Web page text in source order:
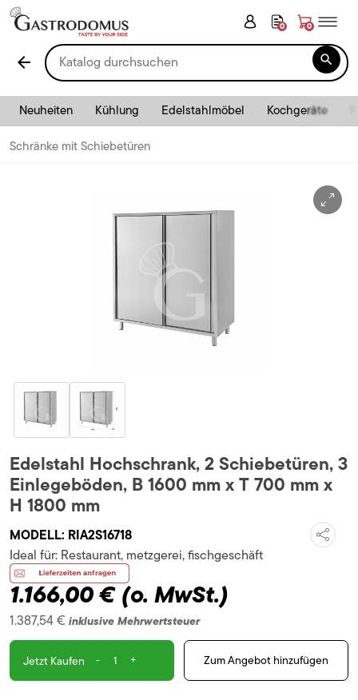
0 0
arrow_back 
Neuheiten Kühlung Edelstahlmöbel Kochgeräte
Schränke mit Schiebetüren
Edelstahl Hochschrank, 2 Schiebetüren, 3
Einlegeböden, B 1600 mm x T 700 mm x
H 1800 mm
MODELL: RIA2S16718
1.166,00 €(o. MwSt.)
1.387,54 € inklusive Mehrwertsteuer
Ideal für: Restaurant, metzgerei, fischgeschäft
Jetzt Kaufen - + Zum Angebot hinzufügen